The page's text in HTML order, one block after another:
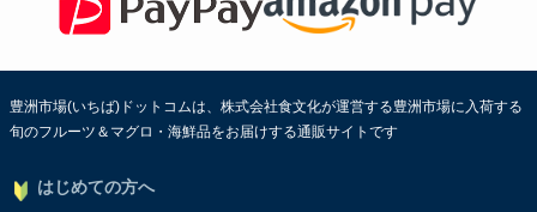
豊洲市場(いちば)ドットコムは、株式会社食文化が運営する豊洲市場に入荷する
旬のフルーツ＆マグロ・海鮮品をお届けする通販サイトです
はじめての方へ